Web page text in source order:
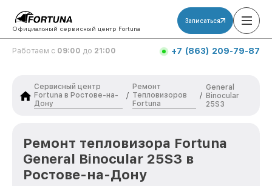
Официальный сервисный центр Fortuna
Записаться
Работаем с 09:00 до 21:00 +7 (863) 209-79-87
Сервисный центр
Fortuna в Ростове-на-
Дону
/
Ремонт
Тепловизоров
Fortuna
/
General
Binocular
25S3
Ремонт тепловизора Fortuna
General Binocular 25S3 в
Ростове-на-Дону